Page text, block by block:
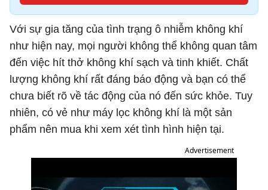
Với sự gia tăng của tình trạng ô nhiễm không khí
như hiện nay, mọi người không thể không quan tâm
đến việc hít thở không khí sạch và tinh khiết. Chất
lượng không khí rất đáng báo động và bạn có thể
chưa biết rõ về tác động của nó đến sức khỏe. Tuy
nhiên, có vẻ như máy lọc không khí là một sản
phẩm nên mua khi xem xét tình hình hiện tại.
Advertisement